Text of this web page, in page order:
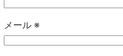
メール ※